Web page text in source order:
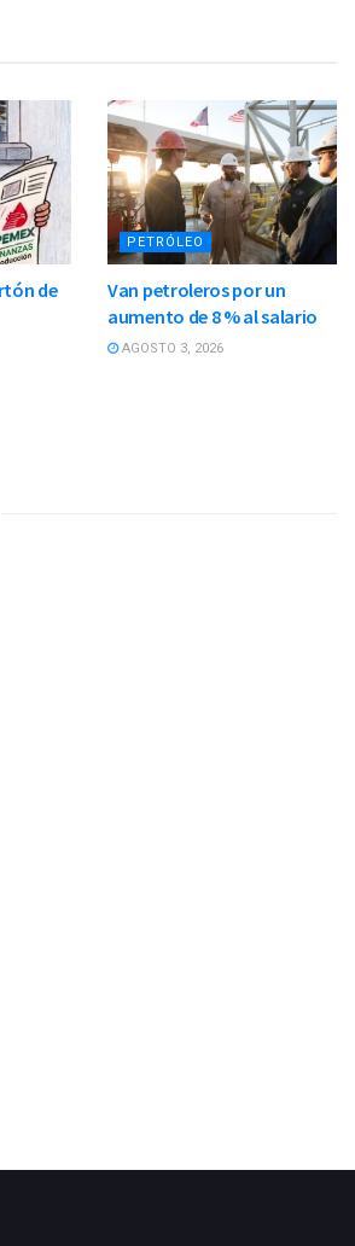
de
PETRÓLEO
Van petroleros por un
aumento de 8 % al salario
AGOSTO 3, 2026